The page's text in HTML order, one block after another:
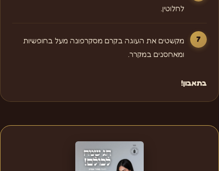
לחלוטין.
מקשטים את העוגה בקרם מסקרפונה מעל בחופשיות
ומאחסנים במקרר.
בתאבון!